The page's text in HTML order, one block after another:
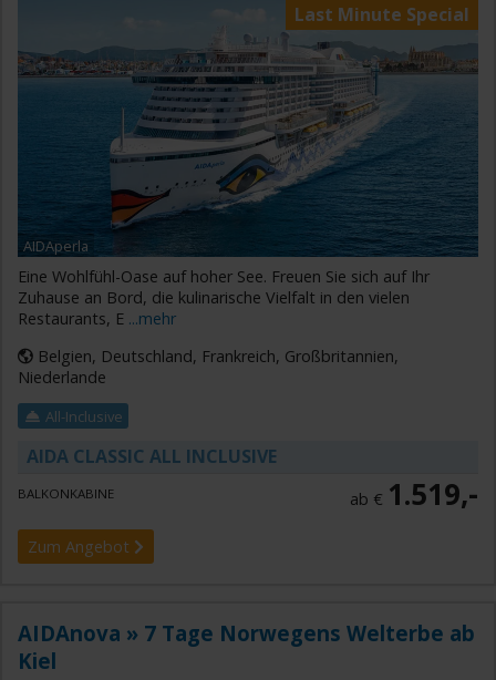
Last Minute Special
AIDAperla
Eine Wohlfühl-Oase auf hoher See. Freuen Sie sich auf Ihr
Zuhause an Bord, die kulinarische Vielfalt in den vielen
Restaurants, E ...mehr
Belgien, Deutschland, Frankreich, Großbritannien,
Niederlande
All-Inclusive
AIDA CLASSIC ALL INCLUSIVE
BALKONKABINE ab € 1.519,-
Zum Angebot
AIDAnova » 7 Tage Norwegens Welterbe ab
Kiel